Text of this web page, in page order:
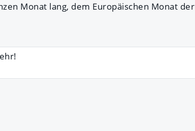
Monat lang, dem Europäischen Monat der